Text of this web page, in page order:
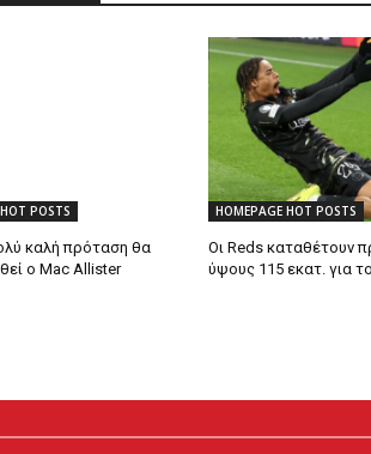
POSTS
καλή πρόταση θα
ο Mac Allister
HOMEPAGE HOT POSTS
Οι Reds καταθέτουν
ύψους 115 εκατ. για